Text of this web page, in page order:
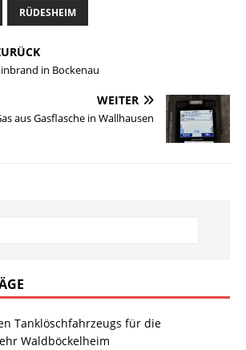
RÜDESHEIM
in Bockenau
WEITER
aus Gasflasche in Wallhausen
Tanklöschfahrzeugs für die
Waldböckelheim